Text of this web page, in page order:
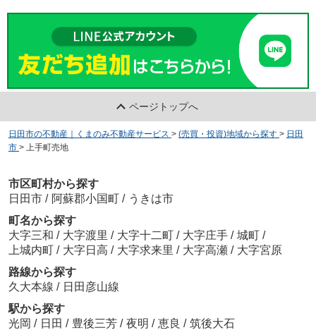
ページトップへ
日田市の不動産｜くまのみ不動産サービス > (売買・投資)地域から探す > 日田
市 > 上手町売地
市区町村から探す
日田市 / 阿蘇郡小国町 / うきは市
町名から探す
大字三和 / 大字渡里 / 大字十二町 / 大字庄手 / 城町 /
上城内町 / 大字日高 / 大字求来里 / 大字高瀬 / 大字宮原
路線から探す
久大本線 / 日田彦山線
駅から探す
光岡 / 日田 / 豊後三芳 / 夜明 / 恵良 / 筑後大石